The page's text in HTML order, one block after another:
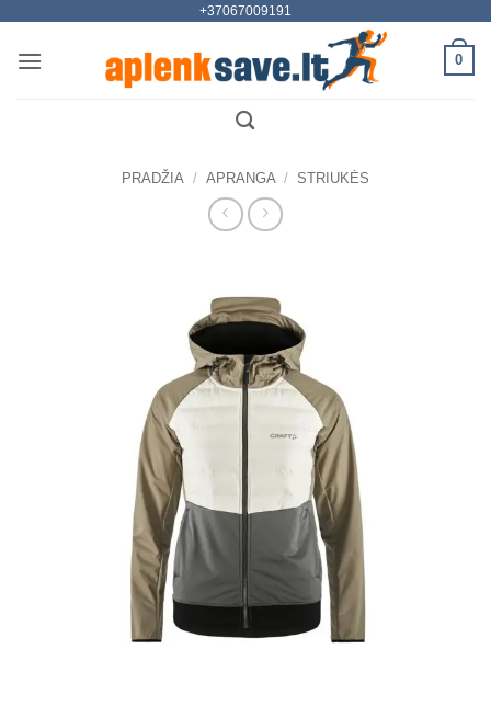
content
+37067009191
0
PRADŽIA / APRANGA / STRIUKĖS